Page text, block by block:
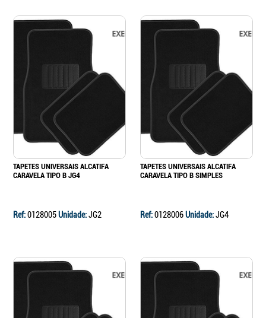
TAPETES UNIVERSAIS ALCATIFA
CARAVELA TIPO B JG4
Ref:0128005Unidade:JG2
TAPETES UNIVERSAIS ALCATIFA
CARAVELA TIPO B SIMPLES
Ref:0128006Unidade:JG4